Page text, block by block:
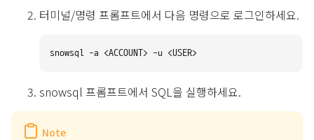
터미널/명령 프롬프트에서 다음 명령으로 로그인하세요.
snowsql 프롬프트에서 SQL을 실행하세요.
Note